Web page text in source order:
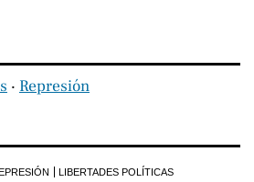
‧ Represión
LIBERTADES POLÍTICAS